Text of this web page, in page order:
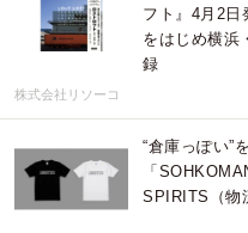
フト』4月2日
をはじめ横浜
録
株式会社リソーコ
“倉庫っぽい”
「
SPIRITS（物